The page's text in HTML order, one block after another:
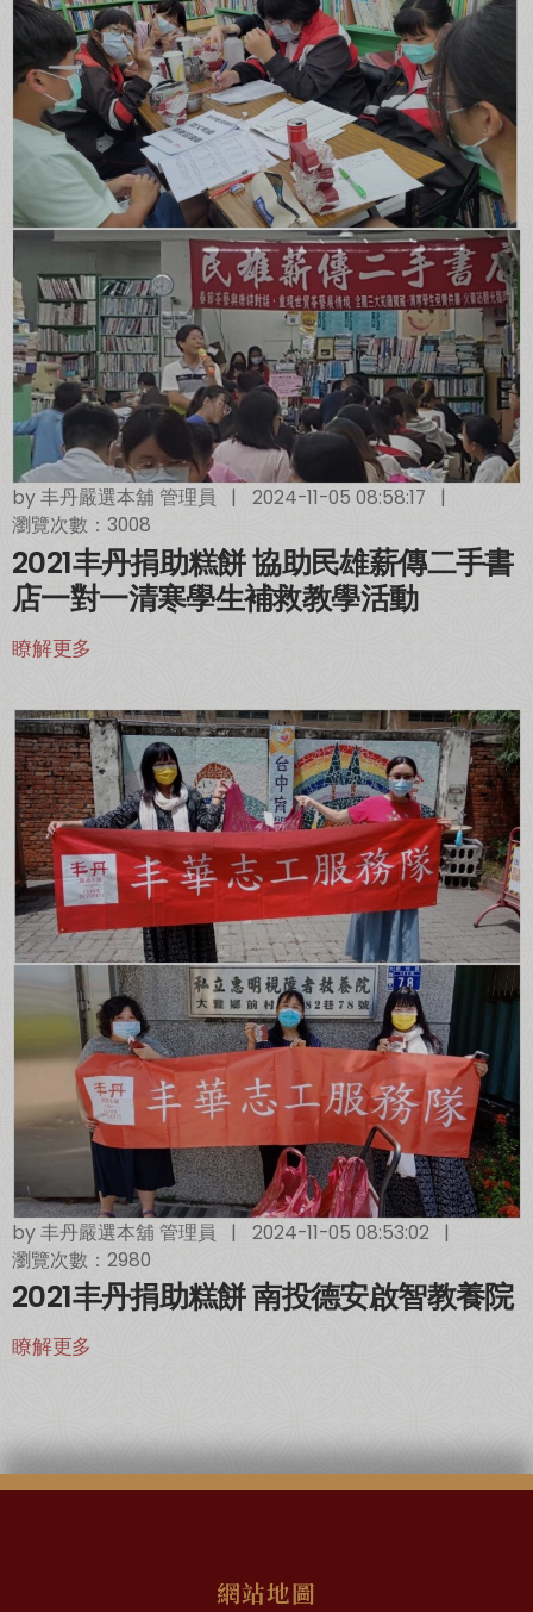
by丰丹嚴選本舖 管理員 | 2024-11-05 08:58:17
|
瀏覽次數：3008
2021丰丹捐助糕餅 協助民雄薪傳二手書
店一對一清寒學生補救教學活動
瞭解更多
by丰丹嚴選本舖 管理員 | 2024-11-05 08:53:02
|
瀏覽次數：2980
2021丰丹捐助糕餅 南投德安啟智教養院
瞭解更多
網站地圖